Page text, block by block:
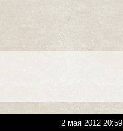
2 мая 2012 20:59